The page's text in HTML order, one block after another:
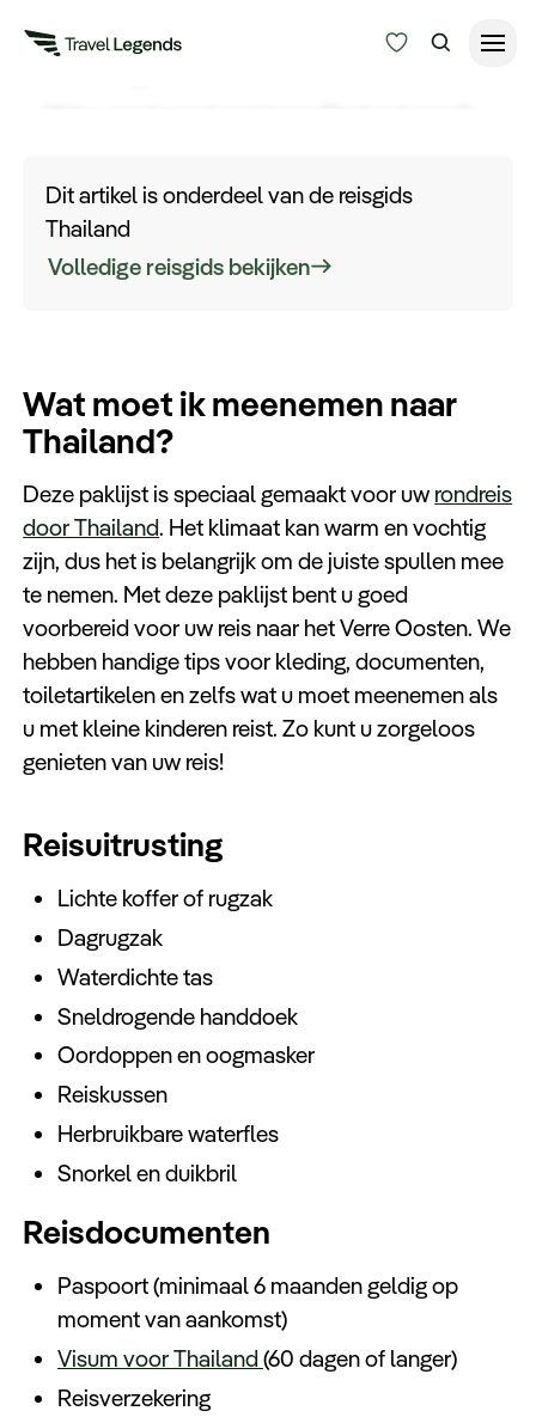
Inspiratie
Keuzehulp
Paklijst Thailand
spullen die u niet kan missen op reis.
Dit artikel is onderdeel van de reisgids
Thailand
Volledige reisgids bekijken
Wat moet ik meenemen naar
Thailand?
Deze paklijst is speciaal gemaakt voor uw rondreis
door Thailand. Het klimaat kan warm en vochtig
zijn, dus het is belangrijk om de juiste spullen mee
te nemen. Met deze paklijst bent u goed
voorbereid voor uw reis naar het Verre Oosten. We
hebben handige tips voor kleding, documenten,
toiletartikelen en zelfs wat u moet meenemen als
u met kleine kinderen reist. Zo kunt u zorgeloos
genieten van uw reis!
Reisuitrusting
Lichte koffer of rugzak
Dagrugzak
Waterdichte tas
Sneldrogende handdoek
Oordoppen en oogmasker
Reiskussen
Herbruikbare waterfles
Snorkel en duikbril
Reisdocumenten
Paspoort (minimaal 6 maanden geldig op
moment van aankomst)
Visum voor Thailand (60 dagen of langer)
Reisverzekering